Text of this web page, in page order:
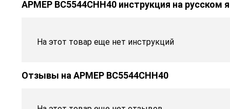
АРМЕР ВС5544СНН40 инструкция на русском
На этот товар еще нет инструкций
Отзывы наАРМЕР ВС5544СНН40